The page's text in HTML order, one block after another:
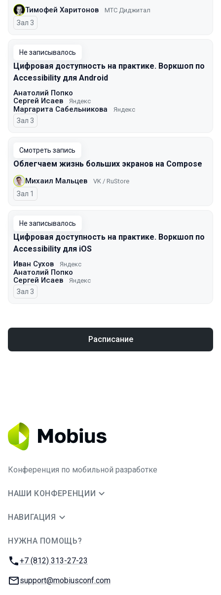
Тимофей Харитонов МТС Диджитал
Зал 3
Не записывалось
Цифровая доступность на практике. Воркшоп по
Accessibility для Android
Анатолий Попко
Сергей Исаев
Яндекс
Маргарита Сабельникова Яндекс
Зал 3
Смотреть запись
Облегчаем жизнь больших экранов на Compose
Михаил Мальцев VK / RuStore
Зал 1
Не записывалось
Цифровая доступность на практике. Воркшоп по
Accessibility для iOS
Иван Сухов Яндекс
Анатолий Попко
Сергей Исаев
Яндекс
Зал 3
Расписание
Конференция по мобильной разработке
НАШИ КОНФЕРЕНЦИИ
НАВИГАЦИЯ
НУЖНА ПОМОЩЬ?
Телефон:
+7 (812) 313-27-23
E-mail:
support@mobiusconf.com